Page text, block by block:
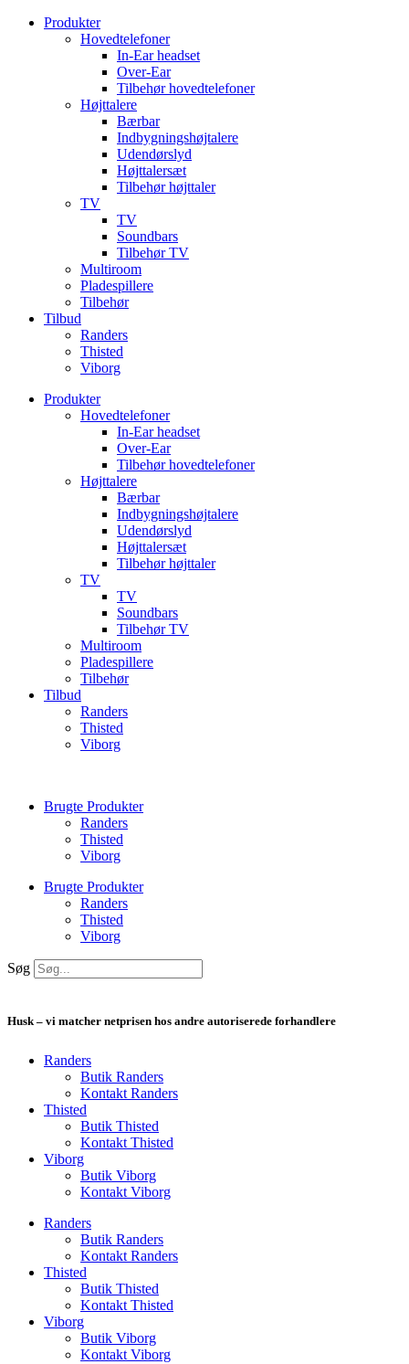
VidereProdukter
Hovedtelefoner
In-Ear headset
Over-Ear
Tilbehør hovedtelefoner
Højttalere
Bærbar
Indbygningshøjtalere
Udendørslyd
Højttalersæt
Tilbehør højttaler
TV
TV
Soundbars
Tilbehør TV
Multiroom
Pladespillere
Tilbehør
Tilbud
Randers
Thisted
Viborg
Produkter
Hovedtelefoner
In-Ear headset
Over-Ear
Tilbehør hovedtelefoner
Højttalere
Bærbar
Indbygningshøjtalere
Udendørslyd
Højttalersæt
Tilbehør højttaler
TV
TV
Soundbars
Tilbehør TV
Multiroom
Pladespillere
Tilbehør
Tilbud
Randers
Thisted
Viborg
Brugte Produkter
Randers
Thisted
Viborg
Brugte Produkter
Randers
Thisted
Viborg
Søg
Husk – vi matcher netprisen hos andre autoriserede forhandlere
Randers
Butik Randers
Kontakt Randers
Thisted
Butik Thisted
Kontakt Thisted
Viborg
Butik Viborg
Kontakt Viborg
Randers
Butik Randers
Kontakt Randers
Thisted
Butik Thisted
Kontakt Thisted
Viborg
Butik Viborg
Kontakt Viborg